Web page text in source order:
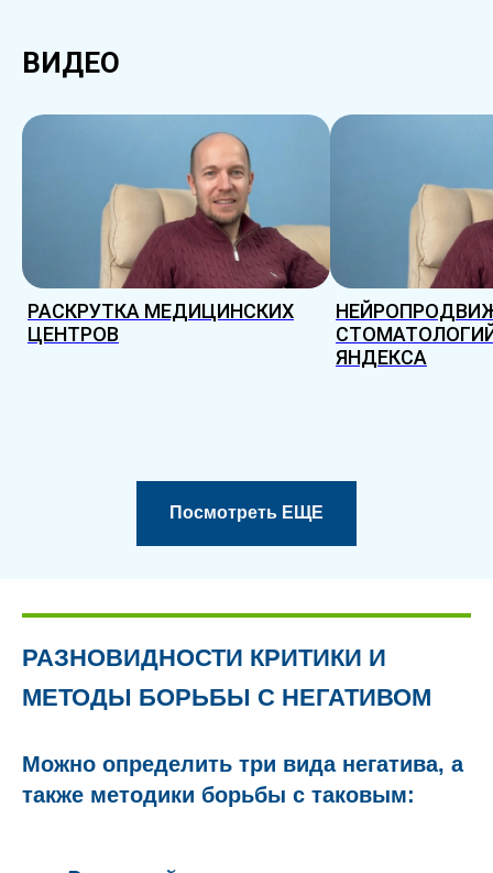
ВИДЕО
РАСКРУТКА МЕДИЦИНСКИХ
ЦЕНТРОВ
ЯНДЕКСА
Посмотреть ЕЩЕ
РАЗНОВИДНОСТИ КРИТИКИ И
МЕТОДЫ БОРЬБЫ С НЕГАТИВОМ
Можно определить три вида негатива, а
также методики борьбы с таковым: